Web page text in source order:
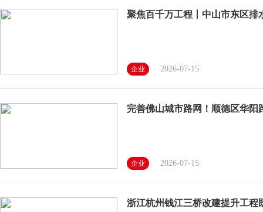
聚焦百千万工程丨中山市东区排
企业 2026-07-15
完善佛山城市路网！顺德区华阳
企业 2026-07-15
浙江杭州钱江三桥改建提升工程